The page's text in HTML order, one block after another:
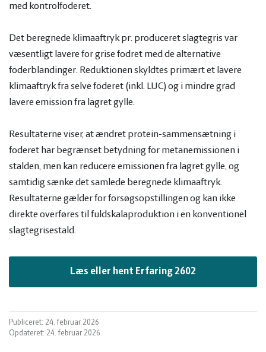
med kontrolfoderet.
Det beregnede klimaaftryk pr. produceret slagtegris var
væsentligt lavere for grise fodret med de alternative
foderblandinger. Reduktionen skyldtes primært et lavere
klimaaftryk fra selve foderet (inkl. LUC) og i mindre grad
lavere emission fra lagret gylle.
Resultaterne viser, at ændret protein-sammensætning i
foderet har begrænset betydning for metanemissionen i
stalden, men kan reducere emissionen fra lagret gylle, og
samtidig sænke det samlede beregnede klimaaftryk.
Resultaterne gælder for forsøgsopstillingen og kan ikke
direkte overføres til fuldskalaproduktion i en konventionel
slagtegrisestald.
Læs eller hent Erfaring 2602
Publiceret: 24. februar 2026
Opdateret: 24. februar 2026